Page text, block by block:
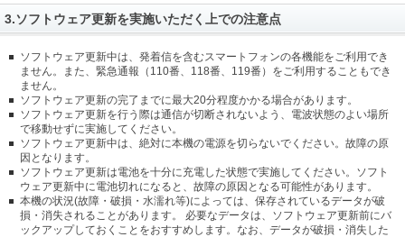
3.ソフトウェア更新を実施いただく上での注意点
ソフトウェア更新中は、発着信を含むスマートフォンの各機能をご利用でき
ません。また、緊急通報（110番、118番、119番）をご利用することもでき
ません。
ソフトウェア更新の完了までに最大20分程度かかる場合があります。
ソフトウェア更新を行う際は通信が切断されないよう、電波状態のよい場所
で移動せずに実施してください。
ソフトウェア更新中は、絶対に本機の電源を切らないでください。故障の原
因となります。
ソフトウェア更新は電池を十分に充電した状態で実施してください。ソフト
ウェア更新中に電池切れになると、故障の原因となる可能性があります。
本機の状況(故障・破損・水濡れ等)によっては、保存されているデータが破
損・消失されることがあります。 必要なデータは、ソフトウェア更新前にバ
ックアップしておくことをおすすめします。なお、データが破損・消失した